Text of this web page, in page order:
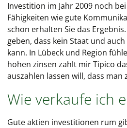
Investition im Jahr 2009 noch
Fähigkeiten wie gute
schon erhalten Sie das
geben, dass kein Staat und
kann. In Lübeck und Region
hohen zinsen zahlt mir Tipico
auszahlen lassen will, dass
Wie verkaufe ich
Gute aktien investitionen rum